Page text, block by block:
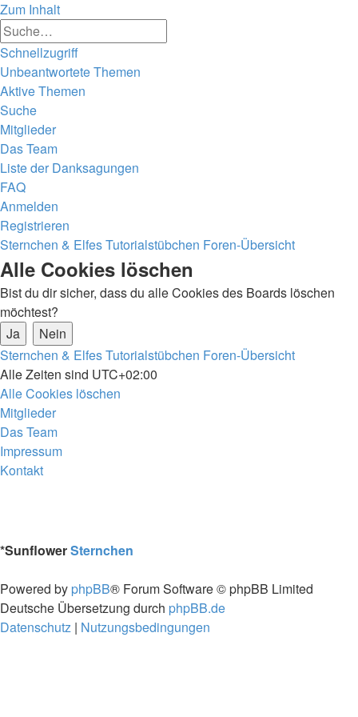
Zum Inhalt
Schnellzugriff
Unbeantwortete Themen
Aktive Themen
Suche
Mitglieder
Das Team
Liste der Danksagungen
FAQ
Anmelden
Registrieren
Sternchen & Elfes Tutorialstübchen Foren-Übersicht
Alle Cookies löschen
Bist du dir sicher, dass du alle Cookies des Boards löschen
möchtest?
Sternchen & Elfes Tutorialstübchen Foren-Übersicht
Alle Zeiten sind UTC+02:00
Alle Cookies löschen
Mitglieder
Das Team
Impressum
Kontakt
*SunflowerSternchen
Powered by phpBB® Forum Software © phpBB Limited
Deutsche Übersetzung durch phpBB.de
Datenschutz | Nutzungsbedingungen